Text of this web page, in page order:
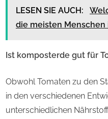
LESEN SIE AUCH:
die meisten Menschen
Ist komposterde gut für
Obwohl Tomaten zu den
in den verschiedenen
unterschiedlichen